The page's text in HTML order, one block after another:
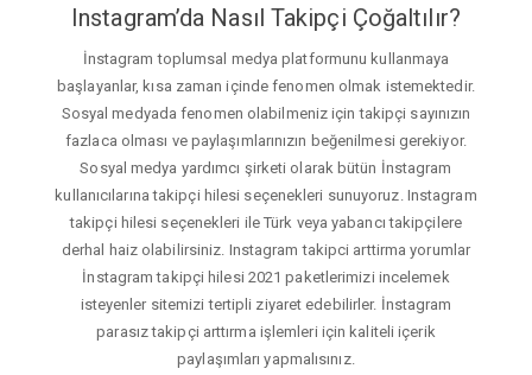
Instagram’da Nasıl Takipçi Çoğaltılır?
İnstagram toplumsal medya platformunu kullanmaya
başlayanlar, kısa zaman içinde fenomen olmak istemektedir.
Sosyal medyada fenomen olabilmeniz için takipçi sayınızın
fazlaca olması ve paylaşımlarınızın beğenilmesi gerekiyor.
Sosyal medya yardımcı şirketi olarak bütün İnstagram
kullanıcılarına takipçi hilesi seçenekleri sunuyoruz. Instagram
takipçi hilesi seçenekleri ile Türk veya yabancı takipçilere
derhal haiz olabilirsiniz. Instagram takipci arttirma yorumlar
İnstagram takipçi hilesi 2021 paketlerimizi incelemek
isteyenler sitemizi tertipli ziyaret edebilirler. İnstagram
parasız takipçi arttırma işlemleri için kaliteli içerik
paylaşımları yapmalısınız.